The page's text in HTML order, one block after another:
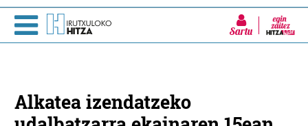
Sartu
Alkatea izendatzeko